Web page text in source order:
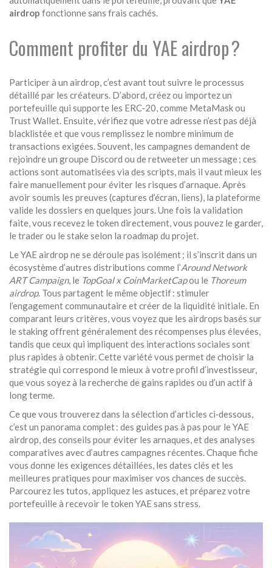
airdrop fonctionne sans frais cachés.
Comment profiter du YAE airdrop ?
Participer à un airdrop, c’est avant tout suivre le processus
détaillé par les créateurs. D’abord, créez ou importez un
portefeuille qui supporte les ERC‑20, comme MetaMask ou
Trust Wallet. Ensuite, vérifiez que votre adresse n’est pas déjà
blacklistée et que vous remplissez le nombre minimum de
transactions exigées. Souvent, les campagnes demandent de
rejoindre un groupe Discord ou de retweeter un message ; ces
actions sont automatisées via des scripts, mais il vaut mieux les
faire manuellement pour éviter les risques d’arnaque. Après
avoir soumis les preuves (captures d’écran, liens), la plateforme
valide les dossiers en quelques jours. Une fois la validation
faite, vous recevez le token directement, vous pouvez le garder,
le trader ou le stake selon la roadmap du projet.
Le YAE airdrop ne se déroule pas isolément ; il s’inscrit dans un
écosystème d’autres distributions comme l’Around Network
ART Campaign, le TopGoal x CoinMarketCapou le Thoreum
airdrop. Tous partagent le même objectif : stimuler
l’engagement communautaire et créer de la liquidité initiale. En
comparant leurs critères, vous voyez que les airdrops basés sur
le staking offrent généralement des récompenses plus élevées,
tandis que ceux qui impliquent des interactions sociales sont
plus rapides à obtenir. Cette variété vous permet de choisir la
stratégie qui correspond le mieux à votre profil d’investisseur,
que vous soyez à la recherche de gains rapides ou d’un actif à
long terme.
Ce que vous trouverez dans la sélection d’articles ci‑dessous,
c’est un panorama complet : des guides pas à pas pour le YAE
airdrop, des conseils pour éviter les arnaques, et des analyses
comparatives avec d’autres campagnes récentes. Chaque fiche
vous donne les exigences détaillées, les dates clés et les
meilleures pratiques pour maximiser vos chances de succès.
Parcourez les tutos, appliquez les astuces, et préparez votre
portefeuille à recevoir le token YAE sans stress.